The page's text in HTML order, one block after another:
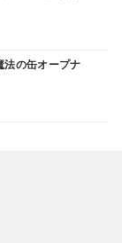
法の缶オープナ